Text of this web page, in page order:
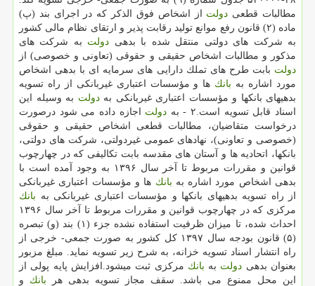
مطالبات قطعی دولت از اشخاص فوق الذكر كه در اجرای بند (پ)
ماده (۲) قانون رفع موانع تولید رقابت پذیر و ارتقای نظام مالی كشور
به شركت های دولتی منتقل شده با بدهی دولت به شركت های
مذكور و مطالبات اشخاص حقیقی و حقوقی (تعاونی و خصوصی) از
دولت بابت طرح های تملك دارایی های سرمایه ای با بدهی اشخاص
مورد اشاره به بانك ها و مؤسسات اعتباری غیربانكی از راه تسویه
بدهیهای بانكها و مؤسسات اعتباری غیربانكی بهدولت به وسیله این
اسناد قابل تسویه است.۲ - به
دولت اجازه داده می شود درصورت
درخواست متقاضیان، مطالبات قطعی اشخاص حقیقی و حقوقی
(خصوصی و تعاونی)، نهادهای عمومی غیردولتی، شركت های دولتی،
بانكها، اتحادیه ها و آستان های مقدسه بابت تكالیفی كه در چهارچوب
قوانین و مقررات مربوط تا آخر سال ۱۳۹۶ به وجود آمده است با
بدهی اشخاص مورد اشاره به بانك ها و مؤسسات اعتباری غیربانكی
از راه تسویه بدهیهای بانكها و مؤسسات اعتباری غیربانكی به بانك
مركزی كه در چهارچوب قوانین و مقررات مربوط تا آخر سال ۱۳۹۶
احداث شده، تا میزان ظرفیت استفاده نشده جزء (۱) بند (و) تبصره
(۵) قانون بودجه سال ۱۳۹۷ كل كشور به صورت جمعی- خرجی از
راه انتشار اسناد تسویه خزانه، به شرح زیر تسویه نماید. مبلغ مزبور
بعنوان بدهی دولت به بانك مركزی ثبت میشود.افزایش پایه پولی از
این محل ممنوع می باشد. سقف مجاز تسویه بدهی هر بانك و